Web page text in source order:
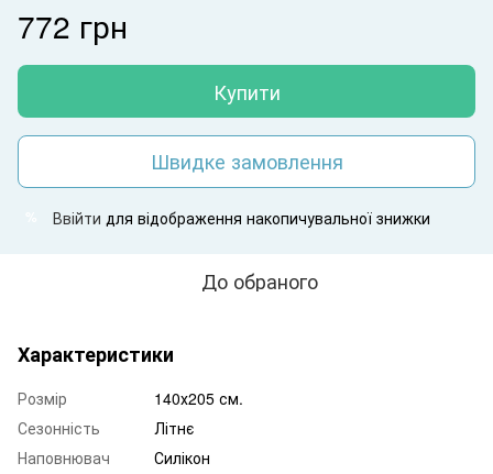
772 грн
Купити
Швидке замовлення
Ввійти для відображення накопичувальної знижки
До обраного
Характеристики
Розмір
140х205 см.
Сезонність
Літнє
Наповнювач
Силікон